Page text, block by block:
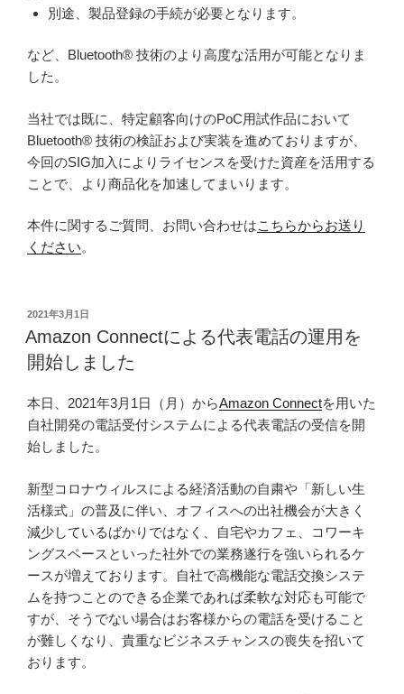
別途、製品登録の手続が必要となります。
など、Bluetooth® 技術のより高度な活用が可能となりま
した。
当社では既に、特定顧客向けのPoC用試作品において
Bluetooth® 技術の検証および実装を進めておりますが、
今回のSIG加入によりライセンスを受けた資産を活用する
ことで、より商品化を加速してまいります。
本件に関するご質問、お問い合わせはこちらからお送り
ください。
投
稿
日:
2021年3月1日
Amazon Connectによる代表電話の運用を
開始しました
本日、2021年3月1日（月）からAmazon Connectを用いた
自社開発の電話受付システムによる代表電話の受信を開
始しました。
新型コロナウィルスによる経済活動の自粛や「新しい生
活様式」の普及に伴い、オフィスへの出社機会が大きく
減少しているばかりではなく、自宅やカフェ、コワーキ
ングスペースといった社外での業務遂行を強いられるケ
ースが増えております。自社で高機能な電話交換システ
ムを持つことのできる企業であれば柔軟な対応も可能で
すが、そうでない場合はお客様からの電話を受けること
が難しくなり、貴重なビジネスチャンスの喪失を招いて
おります。